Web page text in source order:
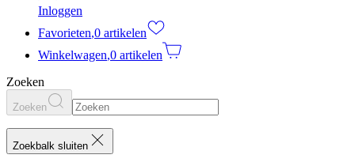
Inloggen
Favorieten,0 artikelen
Winkelwagen,0 artikelen
Zoeken
Zoeken
Zoekbalk sluiten